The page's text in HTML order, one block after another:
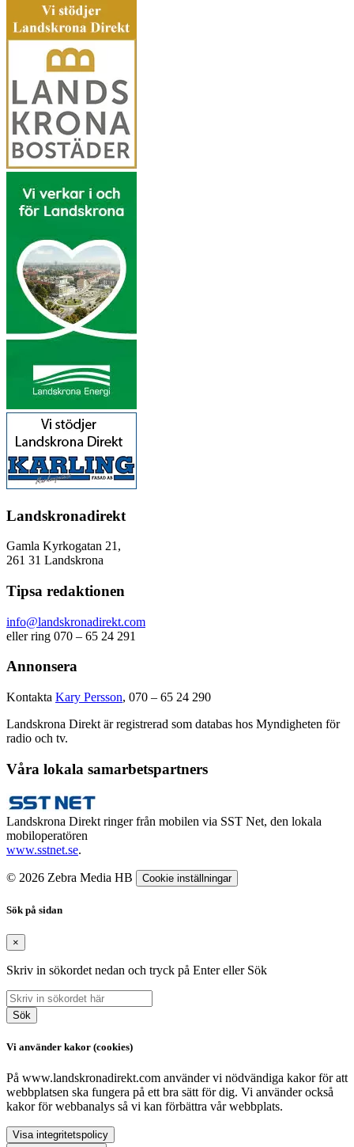
Landskronadirekt
Gamla Kyrkogatan 21,
261 31 Landskrona
Tipsa redaktionen
info@landskronadirekt.com
eller ring 070 – 65 24 291
Annonsera
Kontakta Kary Persson, 070 – 65 24 290
Landskrona Direkt är registrerad som databas hos Myndigheten för
radio och tv.
Våra lokala samarbetspartners
Landskrona Direkt ringer från mobilen via SST Net, den lokala
mobiloperatören
www.sstnet.se.
© 2026 Zebra Media HB Cookie inställningar
Sök på sidan
×
Skriv in sökordet nedan och tryck på Enter eller Sök
Sök
Vi använder kakor (cookies)
På www.landskronadirekt.com använder vi nödvändiga kakor för att
webbplatsen ska fungera på ett bra sätt för dig. Vi använder också
kakor för webbanalys så vi kan förbättra vår webbplats.
Visa integritetspolicy